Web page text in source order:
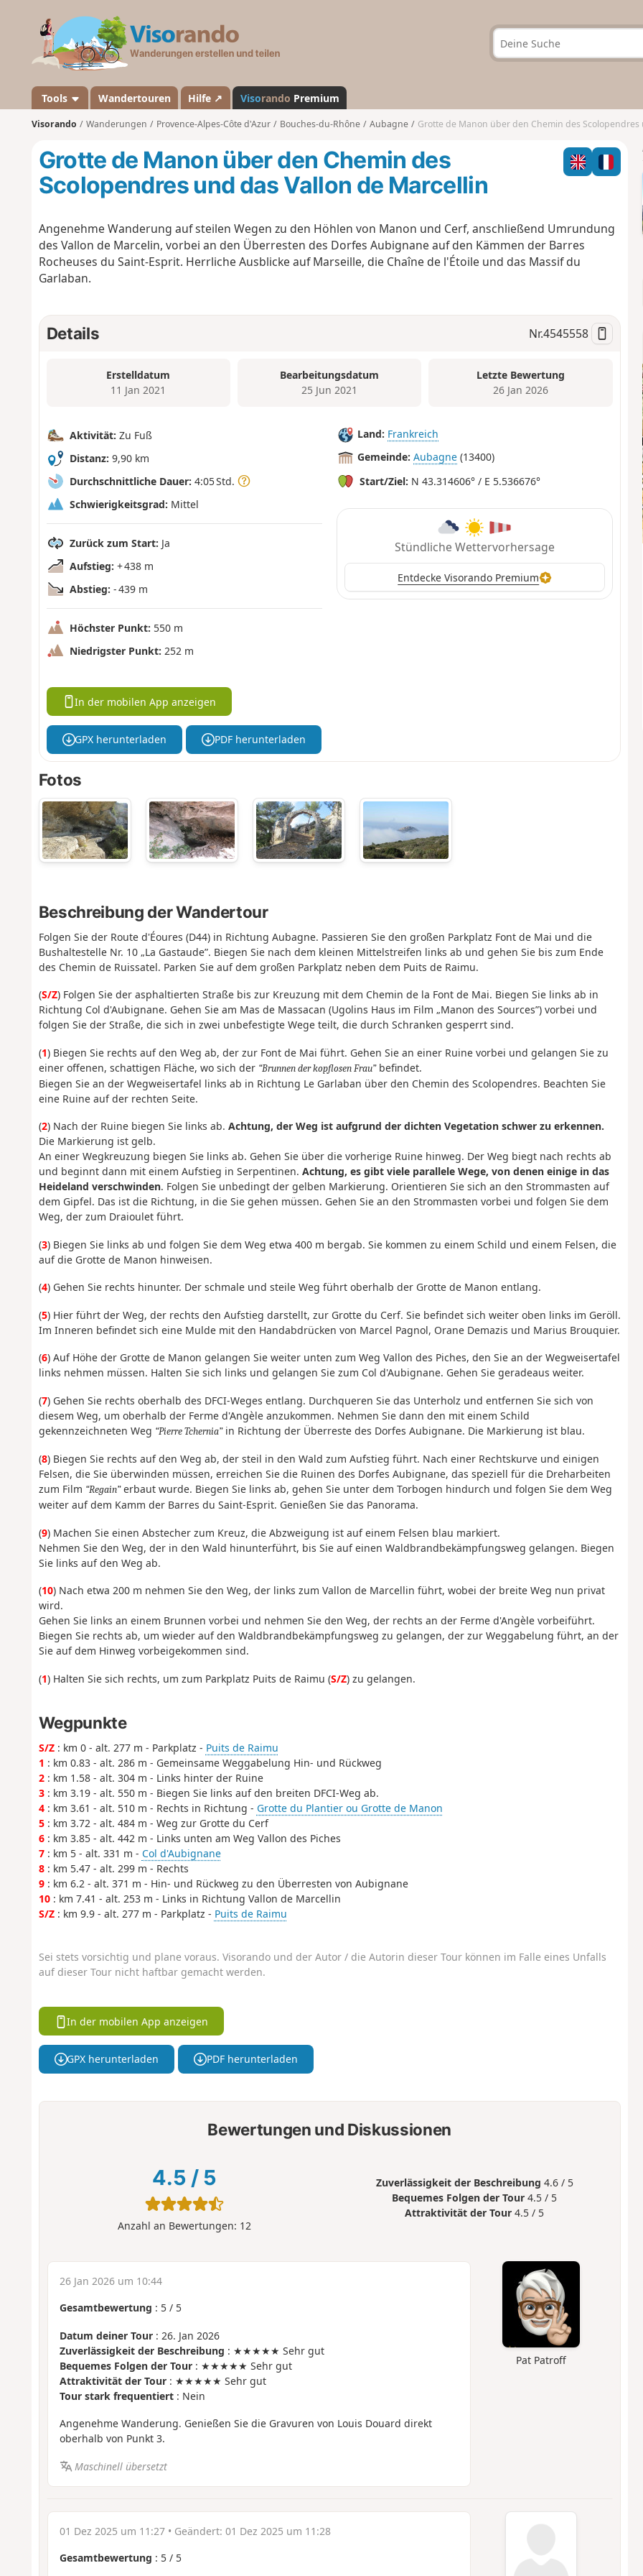
a
n
d
Tools Wandertouren Hilfe ↗ Visorando Premium
Visorando Wanderungen Provence-Alpes-Côte d'Azur Bouches-du-Rhône Aubagne Grotte de Manon über den Chemin des Scolopendres und das
Grotte de Manon über den Chemin des
Scolopendres und das Vallon de Marcellin
Angenehme Wanderung auf steilen Wegen zu den Höhlen von Manon und Cerf, anschließend Umrundung
des Vallon de Marcelin, vorbei an den Überresten des Dorfes Aubignane auf den Kämmen der Barres
Rocheuses du Saint-Esprit. Herrliche Ausblicke auf Marseille, die Chaîne de l'Étoile und das Massif du
Garlaban.
Details Nr.4545558
Erstelldatum
11 Jan 2021
Bearbeitungsdatum
25 Jun 2021
Letzte Bewertung
26 Jan 2026
Aktivität: Zu Fuß
Distanz: 9,90 km
Durchschnittliche Dauer: 4:05 Std.
Schwierigkeitsgrad: Mittel
Zurück zum Start: Ja
Aufstieg: + 438 m
Abstieg: - 439 m
Höchster Punkt: 550 m
Niedrigster Punkt: 252 m
Land: Frankreich
Gemeinde: Aubagne (13400)
Start/Ziel: N 43.314606° / E 5.536676°
Stündliche Wettervorhersage
Entdecke Visorando Premium
In der mobilen App anzeigen
GPX herunterladen PDF herunterladen
Fotos
Beschreibung der Wandertour
Folgen Sie der Route d'Éoures (D44) in Richtung Aubagne. Passieren Sie den großen Parkplatz Font de Mai und die
Bushaltestelle Nr. 10 „La Gastaude”. Biegen Sie nach dem kleinen Mittelstreifen links ab und gehen Sie bis zum Ende
des Chemin de Ruissatel. Parken Sie auf dem großen Parkplatz neben dem Puits de Raimu.
(S/Z) Folgen Sie der asphaltierten Straße bis zur Kreuzung mit dem Chemin de la Font de Mai. Biegen Sie links ab in
Richtung Col d'Aubignane. Gehen Sie am Mas de Massacan (Ugolins Haus im Film „Manon des Sources”) vorbei und
folgen Sie der Straße, die sich in zwei unbefestigte Wege teilt, die durch Schranken gesperrt sind.
(1) Biegen Sie rechts auf den Weg ab, der zur Font de Mai führt. Gehen Sie an einer Ruine vorbei und gelangen Sie zu
einer offenen, schattigen Fläche, wo sich der Brunnen der kopflosen Frau befindet.
Biegen Sie an der Wegweisertafel links ab in Richtung Le Garlaban über den Chemin des Scolopendres. Beachten Sie
eine Ruine auf der rechten Seite.
(2) Nach der Ruine biegen Sie links ab. Achtung, der Weg ist aufgrund der dichten Vegetation schwer zu erkennen.
Die Markierung ist gelb.
An einer Wegkreuzung biegen Sie links ab. Gehen Sie über die vorherige Ruine hinweg. Der Weg biegt nach rechts ab
und beginnt dann mit einem Aufstieg in Serpentinen. Achtung, es gibt viele parallele Wege, von denen einige in das
Heideland verschwinden. Folgen Sie unbedingt der gelben Markierung. Orientieren Sie sich an den Strommasten auf
dem Gipfel. Das ist die Richtung, in die Sie gehen müssen. Gehen Sie an den Strommasten vorbei und folgen Sie dem
Weg, der zum Draioulet führt.
(3) Biegen Sie links ab und folgen Sie dem Weg etwa 400 m bergab. Sie kommen zu einem Schild und einem Felsen, die
auf die Grotte de Manon hinweisen.
(4) Gehen Sie rechts hinunter. Der schmale und steile Weg führt oberhalb der Grotte de Manon entlang.
(5) Hier führt der Weg, der rechts den Aufstieg darstellt, zur Grotte du Cerf. Sie befindet sich weiter oben links im Geröll.
Im Inneren befindet sich eine Mulde mit den Handabdrücken von Marcel Pagnol, Orane Demazis und Marius Brouquier.
(6) Auf Höhe der Grotte de Manon gelangen Sie weiter unten zum Weg Vallon des Piches, den Sie an der Wegweisertafel
links nehmen müssen. Halten Sie sich links und gelangen Sie zum Col d'Aubignane. Gehen Sie geradeaus weiter.
(7) Gehen Sie rechts oberhalb des DFCI-Weges entlang. Durchqueren Sie das Unterholz und entfernen Sie sich von
diesem Weg, um oberhalb der Ferme d'Angèle anzukommen. Nehmen Sie dann den mit einem Schild
gekennzeichneten Weg Pierre Tchernia in Richtung der Überreste des Dorfes Aubignane. Die Markierung ist blau.
(8) Biegen Sie rechts auf den Weg ab, der steil in den Wald zum Aufstieg führt. Nach einer Rechtskurve und einigen
Felsen, die Sie überwinden müssen, erreichen Sie die Ruinen des Dorfes Aubignane, das speziell für die Dreharbeiten
zum Film Regain erbaut wurde. Biegen Sie links ab, gehen Sie unter dem Torbogen hindurch und folgen Sie dem Weg
weiter auf dem Kamm der Barres du Saint-Esprit. Genießen Sie das Panorama.
(9) Machen Sie einen Abstecher zum Kreuz, die Abzweigung ist auf einem Felsen blau markiert.
Nehmen Sie den Weg, der in den Wald hinunterführt, bis Sie auf einen Waldbrandbekämpfungsweg gelangen. Biegen
Sie links auf den Weg ab.
(10) Nach etwa 200 m nehmen Sie den Weg, der links zum Vallon de Marcellin führt, wobei der breite Weg nun privat
wird.
Gehen Sie links an einem Brunnen vorbei und nehmen Sie den Weg, der rechts an der Ferme d'Angèle vorbeiführt.
Biegen Sie rechts ab, um wieder auf den Waldbrandbekämpfungsweg zu gelangen, der zur Weggabelung führt, an der
Sie auf dem Hinweg vorbeigekommen sind.
(1) Halten Sie sich rechts, um zum Parkplatz Puits de Raimu (S/Z) zu gelangen.
Wegpunkte
S/Z: km 0 - alt. 277 m - Parkplatz - Puits de Raimu
1 : km 0.83 - alt. 286 m - Gemeinsame Weggabelung Hin- und Rückweg
2: km 1.58 - alt. 304 m - Links hinter der Ruine
3: km 3.19 - alt. 550 m - Biegen Sie links auf den breiten DFCI-Weg ab.
4: km 3.61 - alt. 510 m - Rechts in Richtung - Grotte du Plantier ou Grotte de Manon
5: km 3.72 - alt. 484 m - Weg zur Grotte du Cerf
6: km 3.85 - alt. 442 m - Links unten am Weg Vallon des Piches
7: km 5 - alt. 331 m - Col d'Aubignane
8: km 5.47 - alt. 299 m - Rechts
9: km 6.2 - alt. 371 m - Hin- und Rückweg zu den Überresten von Aubignane
10: km 7.41 - alt. 253 m - Links in Richtung Vallon de Marcellin
S/Z: km 9.9 - alt. 277 m - Parkplatz - Puits de Raimu
Sei stets vorsichtig und plane voraus. Visorando und der Autor / die Autorin dieser Tour können im Falle eines Unfalls
auf dieser Tour nicht haftbar gemacht werden.
In der mobilen App anzeigen
GPX herunterladen PDF herunterladen
Bewertungen und Diskussionen
4.5 / 5
Anzahl an Bewertungen: 12
Zuverlässigkeit der Beschreibung 4.6 / 5
Bequemes Folgen der Tour 4.5 / 5
Attraktivität der Tour 4.5 / 5
Pat Patroff
26 Jan 2026 um 10:44
Gesamtbewertung : 5/ 5
Datum deiner Tour: 26. Jan 2026
Zuverlässigkeit der Beschreibung : ★★★★★ Sehr gut
Bequemes Folgen der Tour: ★★★★★ Sehr gut
Attraktivität der Tour: ★★★★★ Sehr gut
Tour stark frequentiert: Nein
Angenehme Wanderung. Genießen Sie die Gravuren von Louis Douard direkt
oberhalb von Punkt 3.
Maschinell übersetzt
01 Dez 2025 um 11:27• Geändert: 01 Dez 2025 um 11:28
Gesamtbewertung : 5/ 5